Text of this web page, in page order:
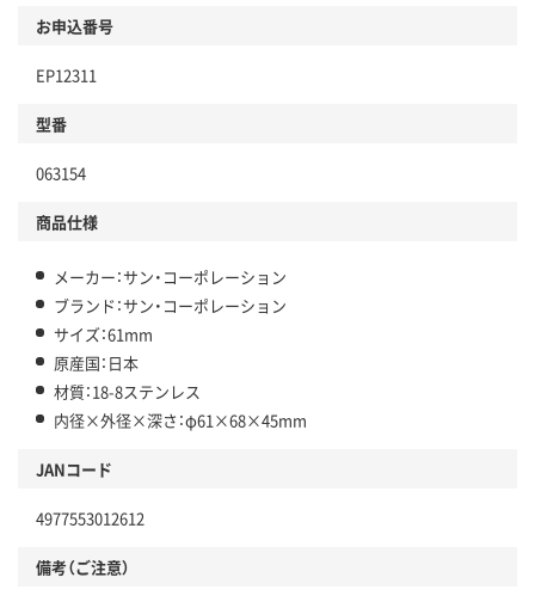
お申込番号
EP12311
型番
063154
商品仕様
メーカー：サン・コーポレーション
ブランド：サン・コーポレーション
サイズ：61mm
原産国：日本
材質：18-8ステンレス
内径×外径×深さ：φ61×68×45mm
JANコード
4977553012612
備考（ご注意）